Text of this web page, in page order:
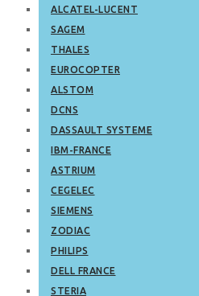
ALCATEL-LUCENT
SAGEM
THALES
EUROCOPTER
ALSTOM
DCNS
DASSAULT SYSTEME
IBM-FRANCE
ASTRIUM
CEGELEC
SIEMENS
ZODIAC
PHILIPS
DELL FRANCE
STERIA